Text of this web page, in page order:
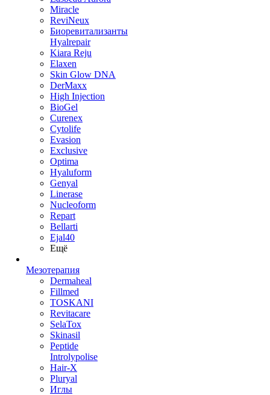
Miracle
ReviNeux
Биоревитализанты
Hyalrepair
Kiara Reju
Elaxen
Skin Glow DNA
DerMaxx
High Injection
BioGel
Curenex
Cytolife
Evasion
Exclusive
Optima
Hyaluform
Genyal
Linerase
Nucleoform
Repart
Bellarti
Ejal40
Ещё
Мезотерапия
Dermaheal
Fillmed
TOSKANI
Revitacare
SelaTox
Skinasil
Peptide
Introlypolise
Hair-X
Pluryal
Иглы